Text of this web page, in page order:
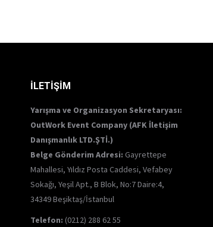
İLETİŞİM
Yarışma ve Organizasyon Sekretaryası:
OutWork Event Company (AFK İletişim
Danışmanlık LTD.ŞTİ.)
Belge Gönderim Adresi: Gayrettepe
Mahallesi, Yıldız Posta Caddesi, Vefabey
Sokağı, Yeşil Apt., B Blok, No:7 Daire:4,
34349 Beşiktaş/İstanbul
Telefon: (0212) 288 62 55